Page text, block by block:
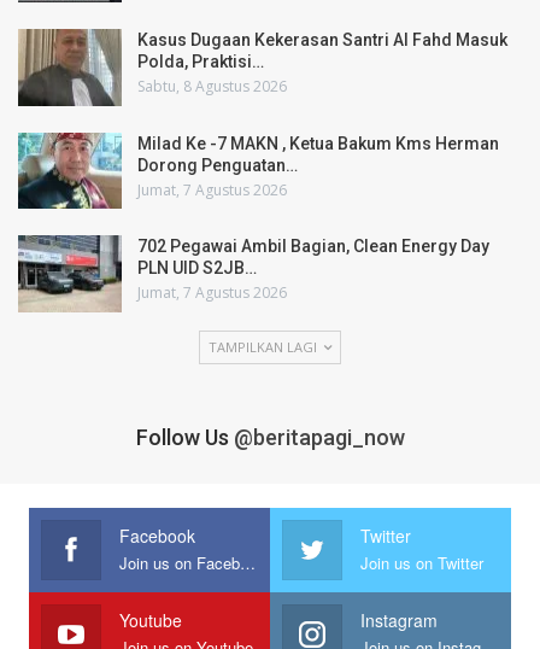
Kasus Dugaan Kekerasan Santri Al Fahd Masuk
Polda, Praktisi…
Sabtu, 8 Agustus 2026
Milad Ke -7 MAKN , Ketua Bakum Kms Herman
Dorong Penguatan…
Jumat, 7 Agustus 2026
702 Pegawai Ambil Bagian, Clean Energy Day
PLN UID S2JB…
Jumat, 7 Agustus 2026
TAMPILKAN LAGI
Follow Us @beritapagi_now
Facebook
Join us on Facebook
Twitter
Join us on Twitter
Youtube Instagram